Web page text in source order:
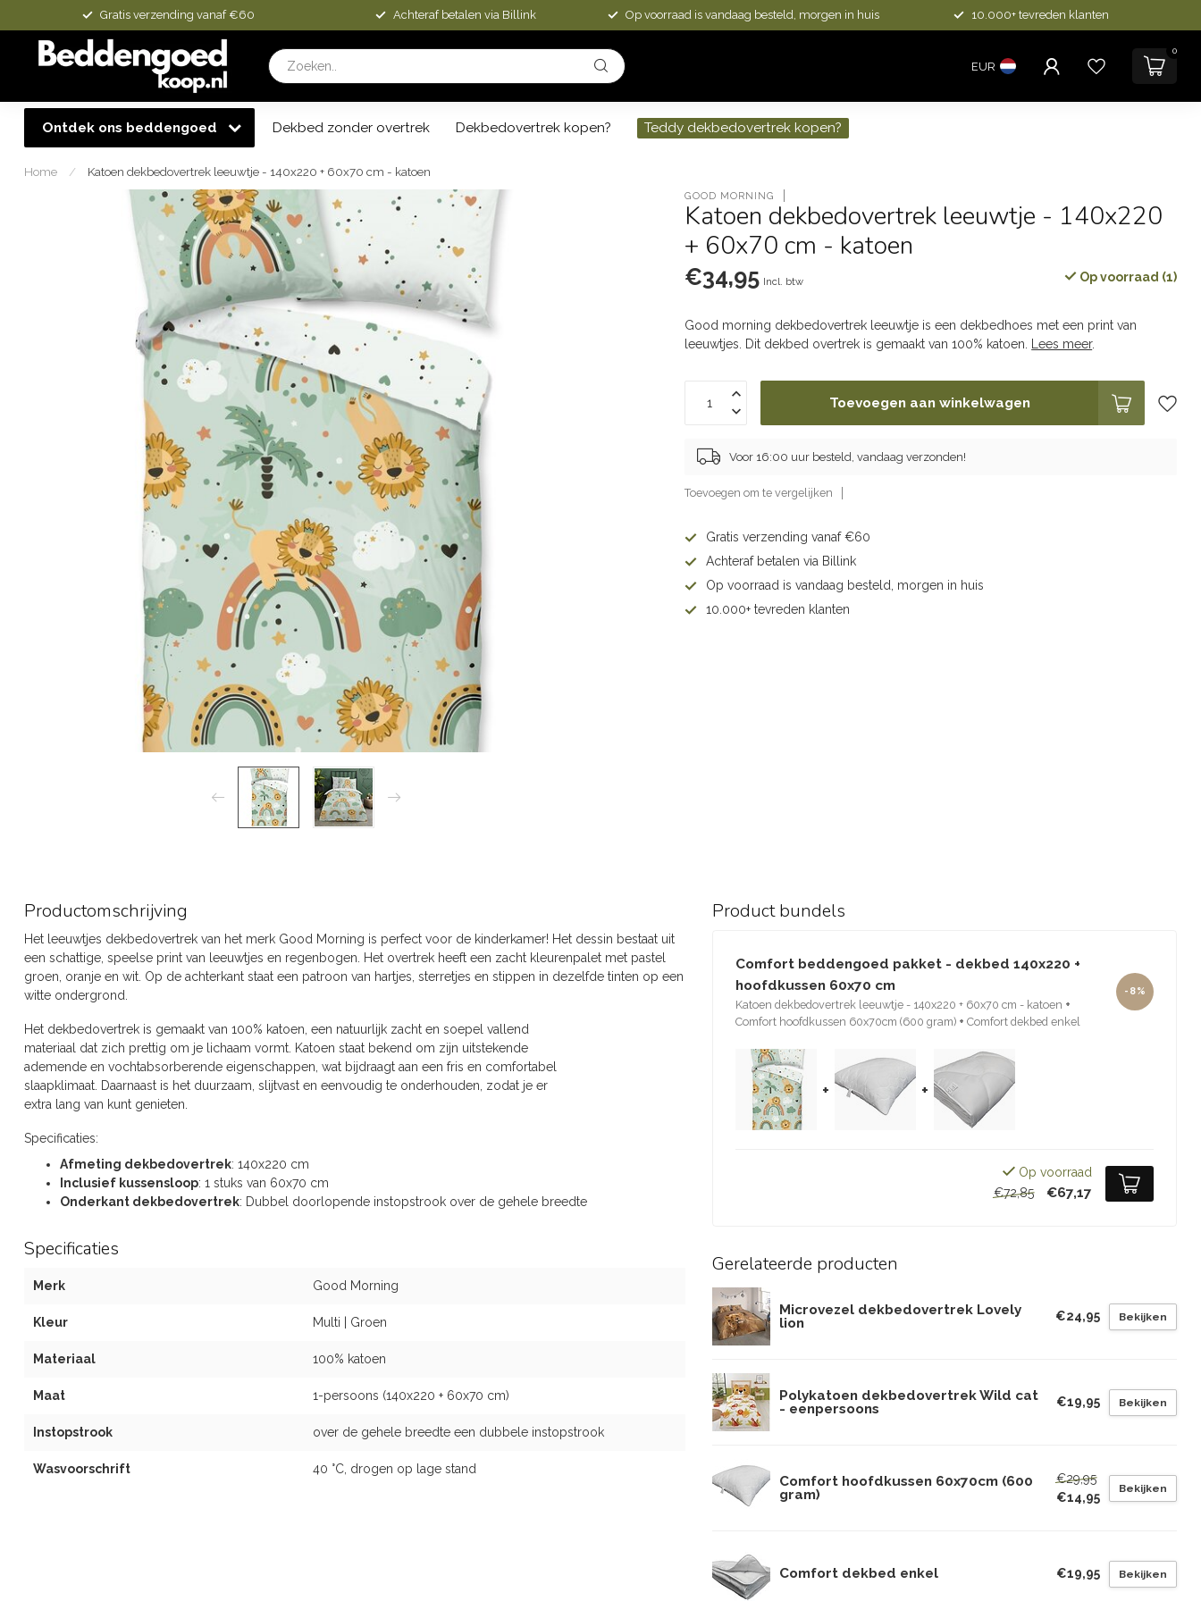
Gratis verzending vanaf €60 Achteraf betalen via Billink Op voorraad is vandaag besteld, morgen in huis 10.000+ tevreden klanten
EUR
0
Ontdek ons beddengoed Dekbed zonder overtrek Dekbedovertrek kopen? Teddy dekbedovertrek kopen?
Home / Katoen dekbedovertrek leeuwtje - 140x220 + 60x70 cm - katoen
GOOD MORNING
Katoen dekbedovertrek leeuwtje - 140x220
+ 60x70 cm - katoen
€34,95 Incl. btw Op voorraad (1)
Good morning dekbedovertrek leeuwtje is een dekbedhoes met een print van
leeuwtjes. Dit dekbed overtrek is gemaakt van 100% katoen.
Lees meer.
Toevoegen aan winkelwagen
Voor 16:00 uur besteld, vandaag verzonden!
Toevoegen om te vergelijken
Gratis verzending vanaf €60
Achteraf betalen via Billink
Op voorraad is vandaag besteld, morgen in huis
10.000+ tevreden klanten
Productomschrijving
Het leeuwtjes dekbedovertrek van het merk Good Morning is perfect voor de kinderkamer! Het dessin bestaat uit
een schattige, speelse print van leeuwtjes en regenbogen. Het overtrek heeft een zacht kleurenpalet met pastel
groen, oranje en wit. Op de achterkant staat een patroon van hartjes, sterretjes en stippen in dezelfde tinten op een
witte ondergrond.
Het dekbedovertrek is gemaakt van 100% katoen, een natuurlijk zacht en soepel vallend
materiaal dat zich prettig om je lichaam vormt. Katoen staat bekend om zijn uitstekende
ademende en vochtabsorberende eigenschappen, wat bijdraagt aan een fris en comfortabel
slaapklimaat. Daarnaast is het duurzaam, slijtvast en eenvoudig te onderhouden, zodat je er
extra lang van kunt genieten.
Specificaties:
Afmeting dekbedovertrek: 140x220 cm
Inclusief kussensloop: 1 stuks van 60x70 cm
Onderkant dekbedovertrek: Dubbel doorlopende instopstrook over de gehele breedte
Specificaties
Merk Good Morning
Kleur Multi | Groen
Materiaal 100% katoen
Maat 1-persoons (140x220 + 60x70 cm)
Instopstrook over de gehele breedte een dubbele instopstrook
Wasvoorschrift 40 °C, drogen op lage stand
Product bundels
Comfort beddengoed pakket - dekbed 140x220 +
hoofdkussen 60x70 cm
Katoen dekbedovertrek leeuwtje - 140x220 + 60x70 cm - katoen +
Comfort hoofdkussen 60x70cm (600 gram) + Comfort dekbed enkel
-8%
+ +
Op voorraad
€72,85
€67,17
Gerelateerde producten
Microvezel dekbedovertrek Lovely
lion
€24,95 Bekijken
Polykatoen dekbedovertrek Wild cat
- eenpersoons
€19,95 Bekijken
Comfort hoofdkussen 60x70cm (600
gram)
€29,95
€14,95
Bekijken
Comfort dekbed enkel €19,95 Bekijken